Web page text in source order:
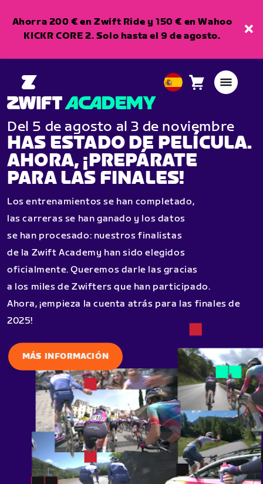
Ahorra 200 € en Zwift Ride y 150 € en Wahoo
KICKR CORE 2. Solo hasta el 9 de agosto.
EuropeanCarro0
Del 5 de agosto al 3 de noviembre
HAS ESTADO DE PELÍCULA.
AHORA, ¡PREPÁRATE
PARA LAS FINALES!
Los entrenamientos se han completado,
las carreras se han ganado y los datos
se han procesado: nuestros finalistas
de la Zwift Academy han sido elegidos
oficialmente. Queremos darle las gracias
a los miles de Zwifters que han participado.
Ahora, ¡empieza la cuenta atrás para las finales de
2025!
MÁS INFORMACIÓN